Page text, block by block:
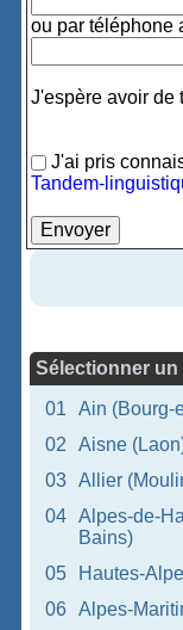
ou par téléphone
J'espère avoir de
J'ai pris
Tandem-
Sélectionner un
01
Ain (Bourg-
02
Aisne
03
Allier
04
Alpes-de-
Bains)
05 Hautes-
06
Alpes-